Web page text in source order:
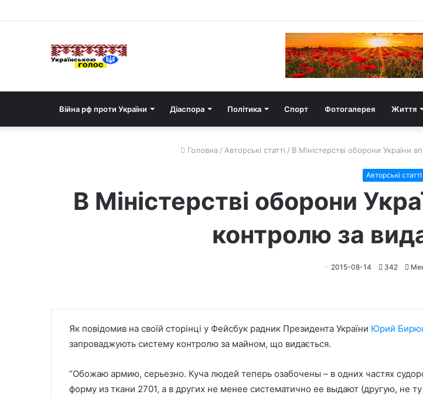
Війна рф проти України Діаспора Політика Спорт Фотогалерея Життя
Головна / Авторські статті / В Міністерстві оборони України
Авторські статті
В Міністерстві оборони
контролю за
2015-08-14 342
Як повідомив на своїй сторінці у Фейсбук радник Президента України Юрий
запроваджують систему контролю за майном, що видається.
“Обожаю армию, серьезно. Куча людей теперь озабочены – в одних частях
форму из ткани 2701, а в других не менее систематично ее выдают (другую, не